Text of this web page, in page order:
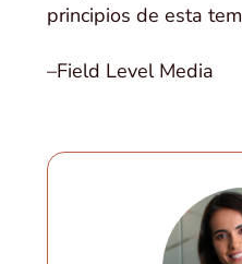
principios de esta
–Field Level Media